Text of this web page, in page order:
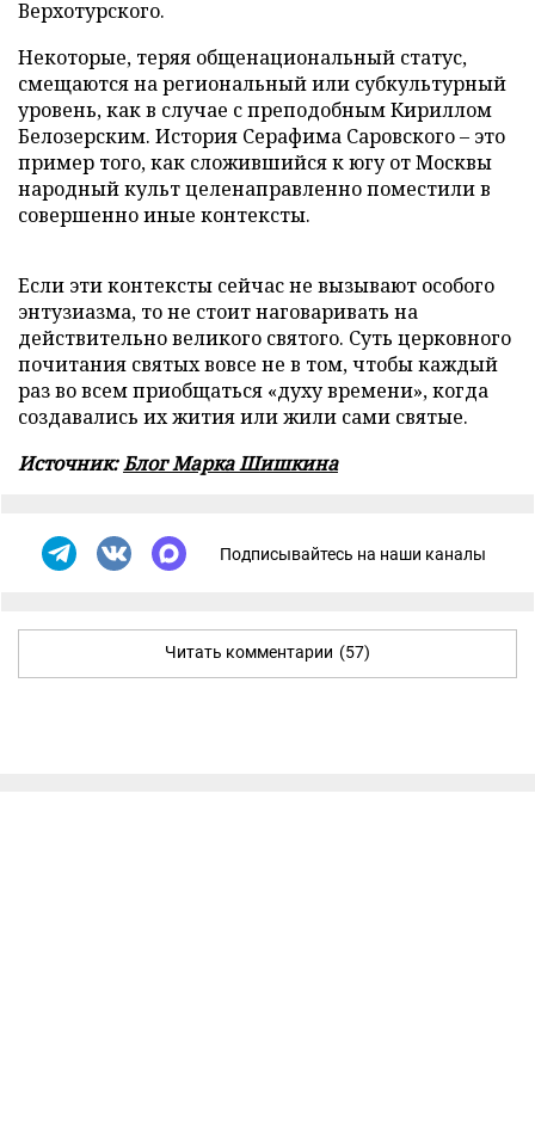
Верхотурского.
Некоторые, теряя общенациональный статус,
смещаются на региональный или субкультурный
уровень, как в случае с преподобным Кириллом
Белозерским. История Серафима Саровского – это
пример того, как сложившийся к югу от Москвы
народный культ целенаправленно поместили в
совершенно иные контексты.
Если эти контексты сейчас не вызывают особого
энтузиазма, то не стоит наговаривать на
действительно великого святого. Суть церковного
почитания святых вовсе не в том, чтобы каждый
раз во всем приобщаться «духу времени», когда
создавались их жития или жили сами святые.
Источник:Блог Марка Шишкина
Подписывайтесь на наши каналы
Читать комментарии (57)